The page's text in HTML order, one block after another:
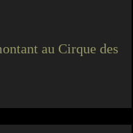
au Cirque des